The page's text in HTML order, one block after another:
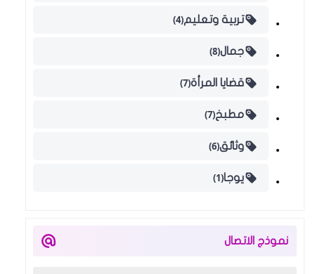
تربية وتعليم(4)
جمال(8)
قضايا المرأة(7)
مطبخ(7)
وثائق(6)
يوجا(1)
نموذج الاتصال